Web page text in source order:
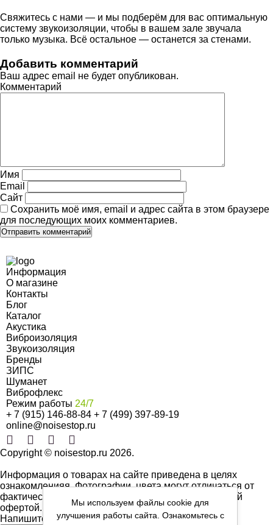
Свяжитесь с нами — и мы подберём для вас оптимальную
систему звукоизоляции, чтобы в вашем зале звучала
только музыка. Всё остальное — останется за стенами.
Добавить комментарий
Ваш адрес email не будет опубликован.
Комментарий
Имя
Email
Сайт
Сохранить моё имя, email и адрес сайта в этом браузере
для последующих моих комментариев.
Информация
О магазине
Контакты
Блог
Каталог
Акустика
Виброизоляция
Звукоизоляция
Бренды
ЗИПС
Шуманет
Виброфлекс
Режим работы 24/7
+ 7 (915) 146-88-84 + 7 (499) 397-89-19
online@noisestop.ru
Copyright © noisestop.ru 2026.
Информация о товарах на сайте приведена в целях
ознакомленияя. Фотографии, цвета могут отличаться от
фактических характеристик и не являются публичной
офертой.
Напишите нам сообщение
Мы используем файлы cookie для
улучшения работы сайта. Ознакомьтесь с